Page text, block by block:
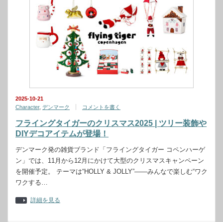
2025-10-21
Character, デンマーク コメントを書く
フライングタイガーのクリスマス2025 | ツリー装飾や
DIYデコアイテムが登場！
デンマーク発の雑貨ブランド「フライングタイガー コペンハーゲ
ン」では、11月から12月にかけて大型のクリスマスキャンペーン
を開催予定。 テーマは“HOLLY & JOLLY”——みんなで楽しむ“ワク
ワクする…
詳細を見る